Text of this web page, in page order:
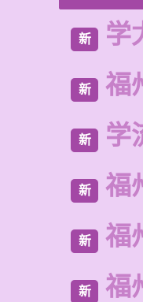
新 学
新 福
新 学
新 福
新 福
新 福